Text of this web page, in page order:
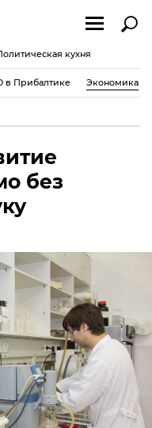
кухня
в Прибалтике Экономика
без